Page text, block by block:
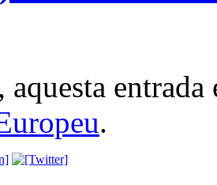
aquesta
.